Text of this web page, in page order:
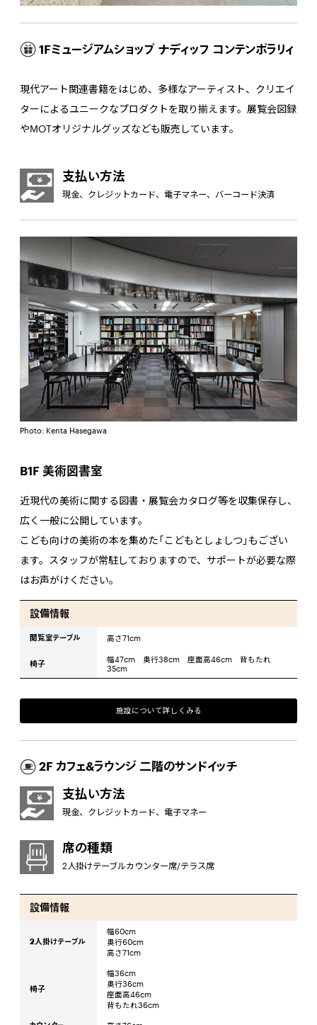
1Fミュージアムショップ ナディッフ コンテンポラリィ
現代アート関連書籍をはじめ、多様なアーティスト、クリエイ
ターによるユニークなプロダクトを取り揃えます。展覧会図録
やMOTオリジナルグッズなども販売しています。
支払い方法
現金、クレジットカード、電子マネー、バーコード決済
Photo: Kenta Hasegawa
B1F 美術図書室
近現代の美術に関する図書・展覧会カタログ等を収集保存し、
広く一般に公開しています。
こども向けの美術の本を集めた「こどもとしょしつ」もござい
ます。スタッフが常駐しておりますので、サポートが必要な際
はお声がけください。
設備情報
閲覧室テーブル 高さ71cm
椅子
幅47cm 奥行38cm 座面高46cm 背もたれ
35cm
施設について詳しくみる
2F カフェ&ラウンジ 二階のサンドイッチ
支払い方法
現金、クレジットカード、電子マネー
席の種類
2人掛けテーブルカウンター席/テラス席
設備情報
2人掛けテーブル
幅60cm
奥行60cm
高さ71cm
椅子
幅36cm
奥行36cm
座面高46cm
背もたれ36cm